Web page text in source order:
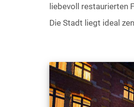
liebevoll restaurierten
Die Stadt liegt ideal